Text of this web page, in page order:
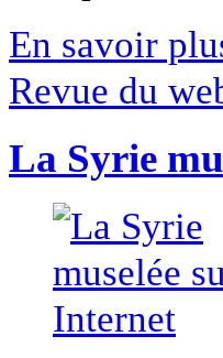
En savoir
Revue du
La Syrie